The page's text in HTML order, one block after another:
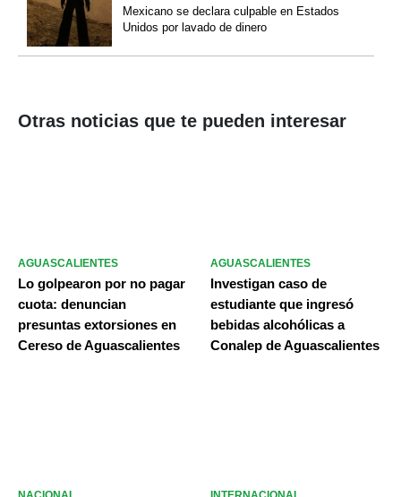
Mexicano se declara culpable en Estados
Unidos por lavado de dinero
Otras noticias que te pueden interesar
AGUASCALIENTES
Lo golpearon por no pagar
cuota: denuncian
presuntas extorsiones en
Cereso de Aguascalientes
AGUASCALIENTES
Investigan caso de
estudiante que ingresó
bebidas alcohólicas a
Conalep de Aguascalientes